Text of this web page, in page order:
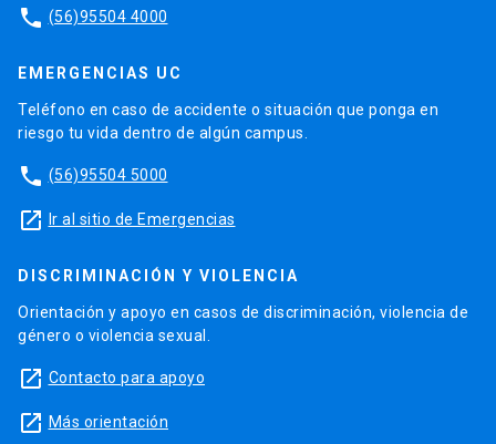
phone (56)95504 4000
EMERGENCIAS UC
Teléfono en caso de accidente o situación que ponga en
riesgo tu vida dentro de algún campus.
phone (56)95504 5000
launch Ir al sitio de Emergencias
DISCRIMINACIÓN Y VIOLENCIA
Orientación y apoyo en casos de discriminación, violencia de
género o violencia sexual.
launch Contacto para apoyo
launch Más orientación